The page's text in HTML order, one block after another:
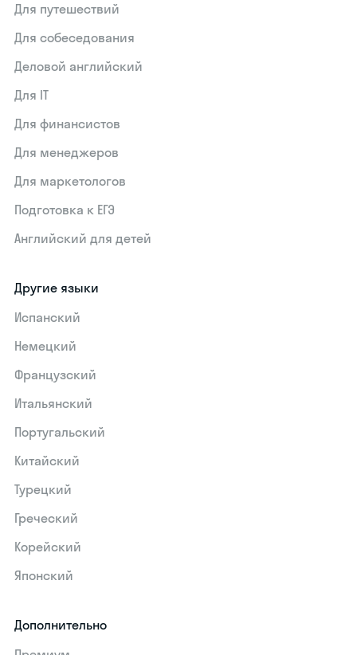
Для путешествий
Для собеседования
Деловой английский
Для IT
Для финансистов
Для менеджеров
Для маркетологов
Подготовка к ЕГЭ
Английский для детей
Другие языки
Испанский
Немецкий
Французский
Итальянский
Португальский
Китайский
Турецкий
Греческий
Корейский
Японский
Дополнительно